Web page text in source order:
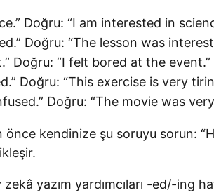
Doğru: “I am interested in
Doğru: “The lesson was
Doğru: “I felt bored at the
Doğru: “This exercise is very
Doğru: “The movie was
kendinize şu soruyu sorun:
yazım yardımcıları -ed/-ing